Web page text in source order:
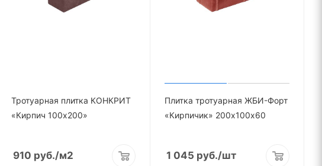
Тротуарная плитка КОНКРИТ
«Кирпич 100х200»
910 руб./м2
Плитка тротуарная ЖБИ-Форт
«Кирпичик» 200х100х60
1 045 руб./шт